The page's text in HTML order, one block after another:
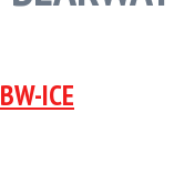
BW-ICE